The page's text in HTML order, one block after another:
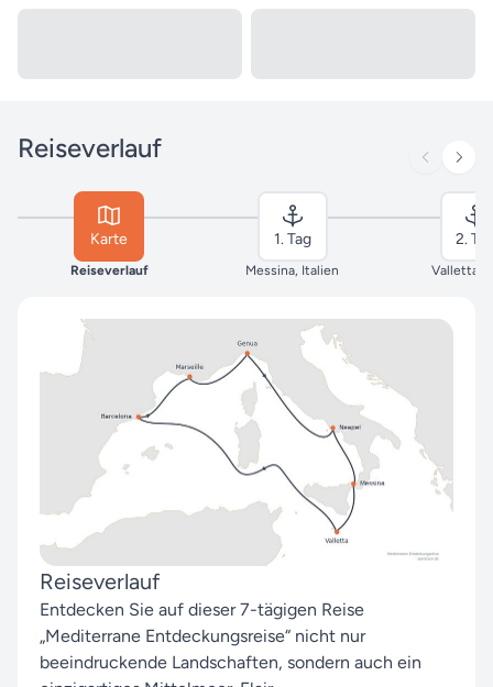
Reiseverlauf
Karte
Reiseverlauf
1. Tag
Messina, Italien
2.
Valletta,
Reiseverlauf
Entdecken Sie auf dieser 7-tägigen Reise
„Mediterrane Entdeckungsreise“ nicht nur
beeindruckende Landschaften, sondern auch ein